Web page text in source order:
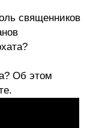
священников
Об этом